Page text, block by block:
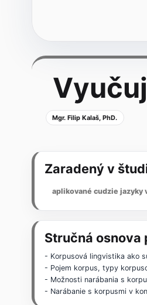
Mgr. Filip Kalaš, PhD.
Zaradený v
aplikované cudzie jazyky
Stručná osnova
- Korpusová lingvistika ako
- Pojem korpus, typy
- Možnosti narábania s
- Narábanie s korpusmi v